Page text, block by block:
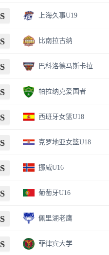
S 上海久事U19
S 比南拉古纳
S 巴科洛德马斯卡拉
S 帕拉纳克爱国者
S 西班牙女篮U18
S 克罗地亚女篮U18
S 挪威U16
S 葡萄牙U16
S 佩里湖老鹰
S 菲律宾大学